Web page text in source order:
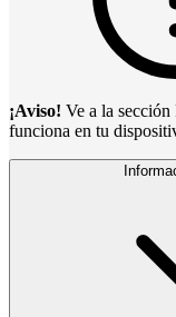
¡Aviso! Ve a la
funciona en tu